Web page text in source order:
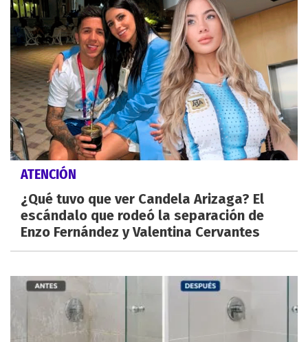
ATENCIÓN
¿Qué tuvo que ver Candela Arizaga? El
escándalo que rodeó la separación de
Enzo Fernández y Valentina Cervantes